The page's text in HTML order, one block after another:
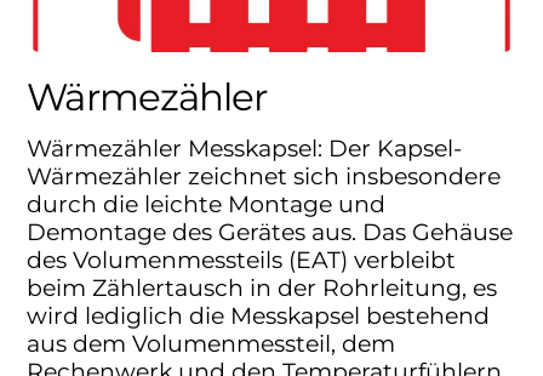
Wärmezähler
Wärmezähler Messkapsel: Der Kapsel-
Wärmezähler zeichnet sich insbesondere
durch die leichte Montage und
Demontage des Gerätes aus. Das Gehäuse
des Volumenmessteils (EAT) verbleibt
beim Zählertausch in der Rohrleitung, es
wird lediglich die Messkapsel bestehend
aus dem Volumenmessteil, dem